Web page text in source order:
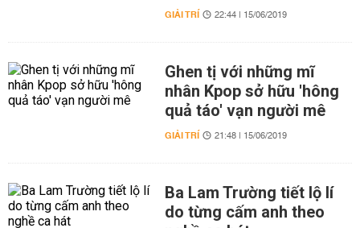
GIẢI TRÍ 22:44 | 15/06/2019
Ghen tị với những mĩ
nhân Kpop sở hữu 'hông
quả táo' vạn người mê
GIẢI TRÍ 21:48 | 15/06/2019
Ba Lam Trường tiết lộ lí
do từng cấm anh theo